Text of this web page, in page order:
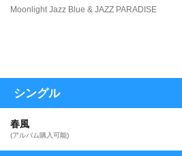
Moonlight Jazz Blue & JAZZ PARADISE
シングル
春風
(アルバム購入可能)